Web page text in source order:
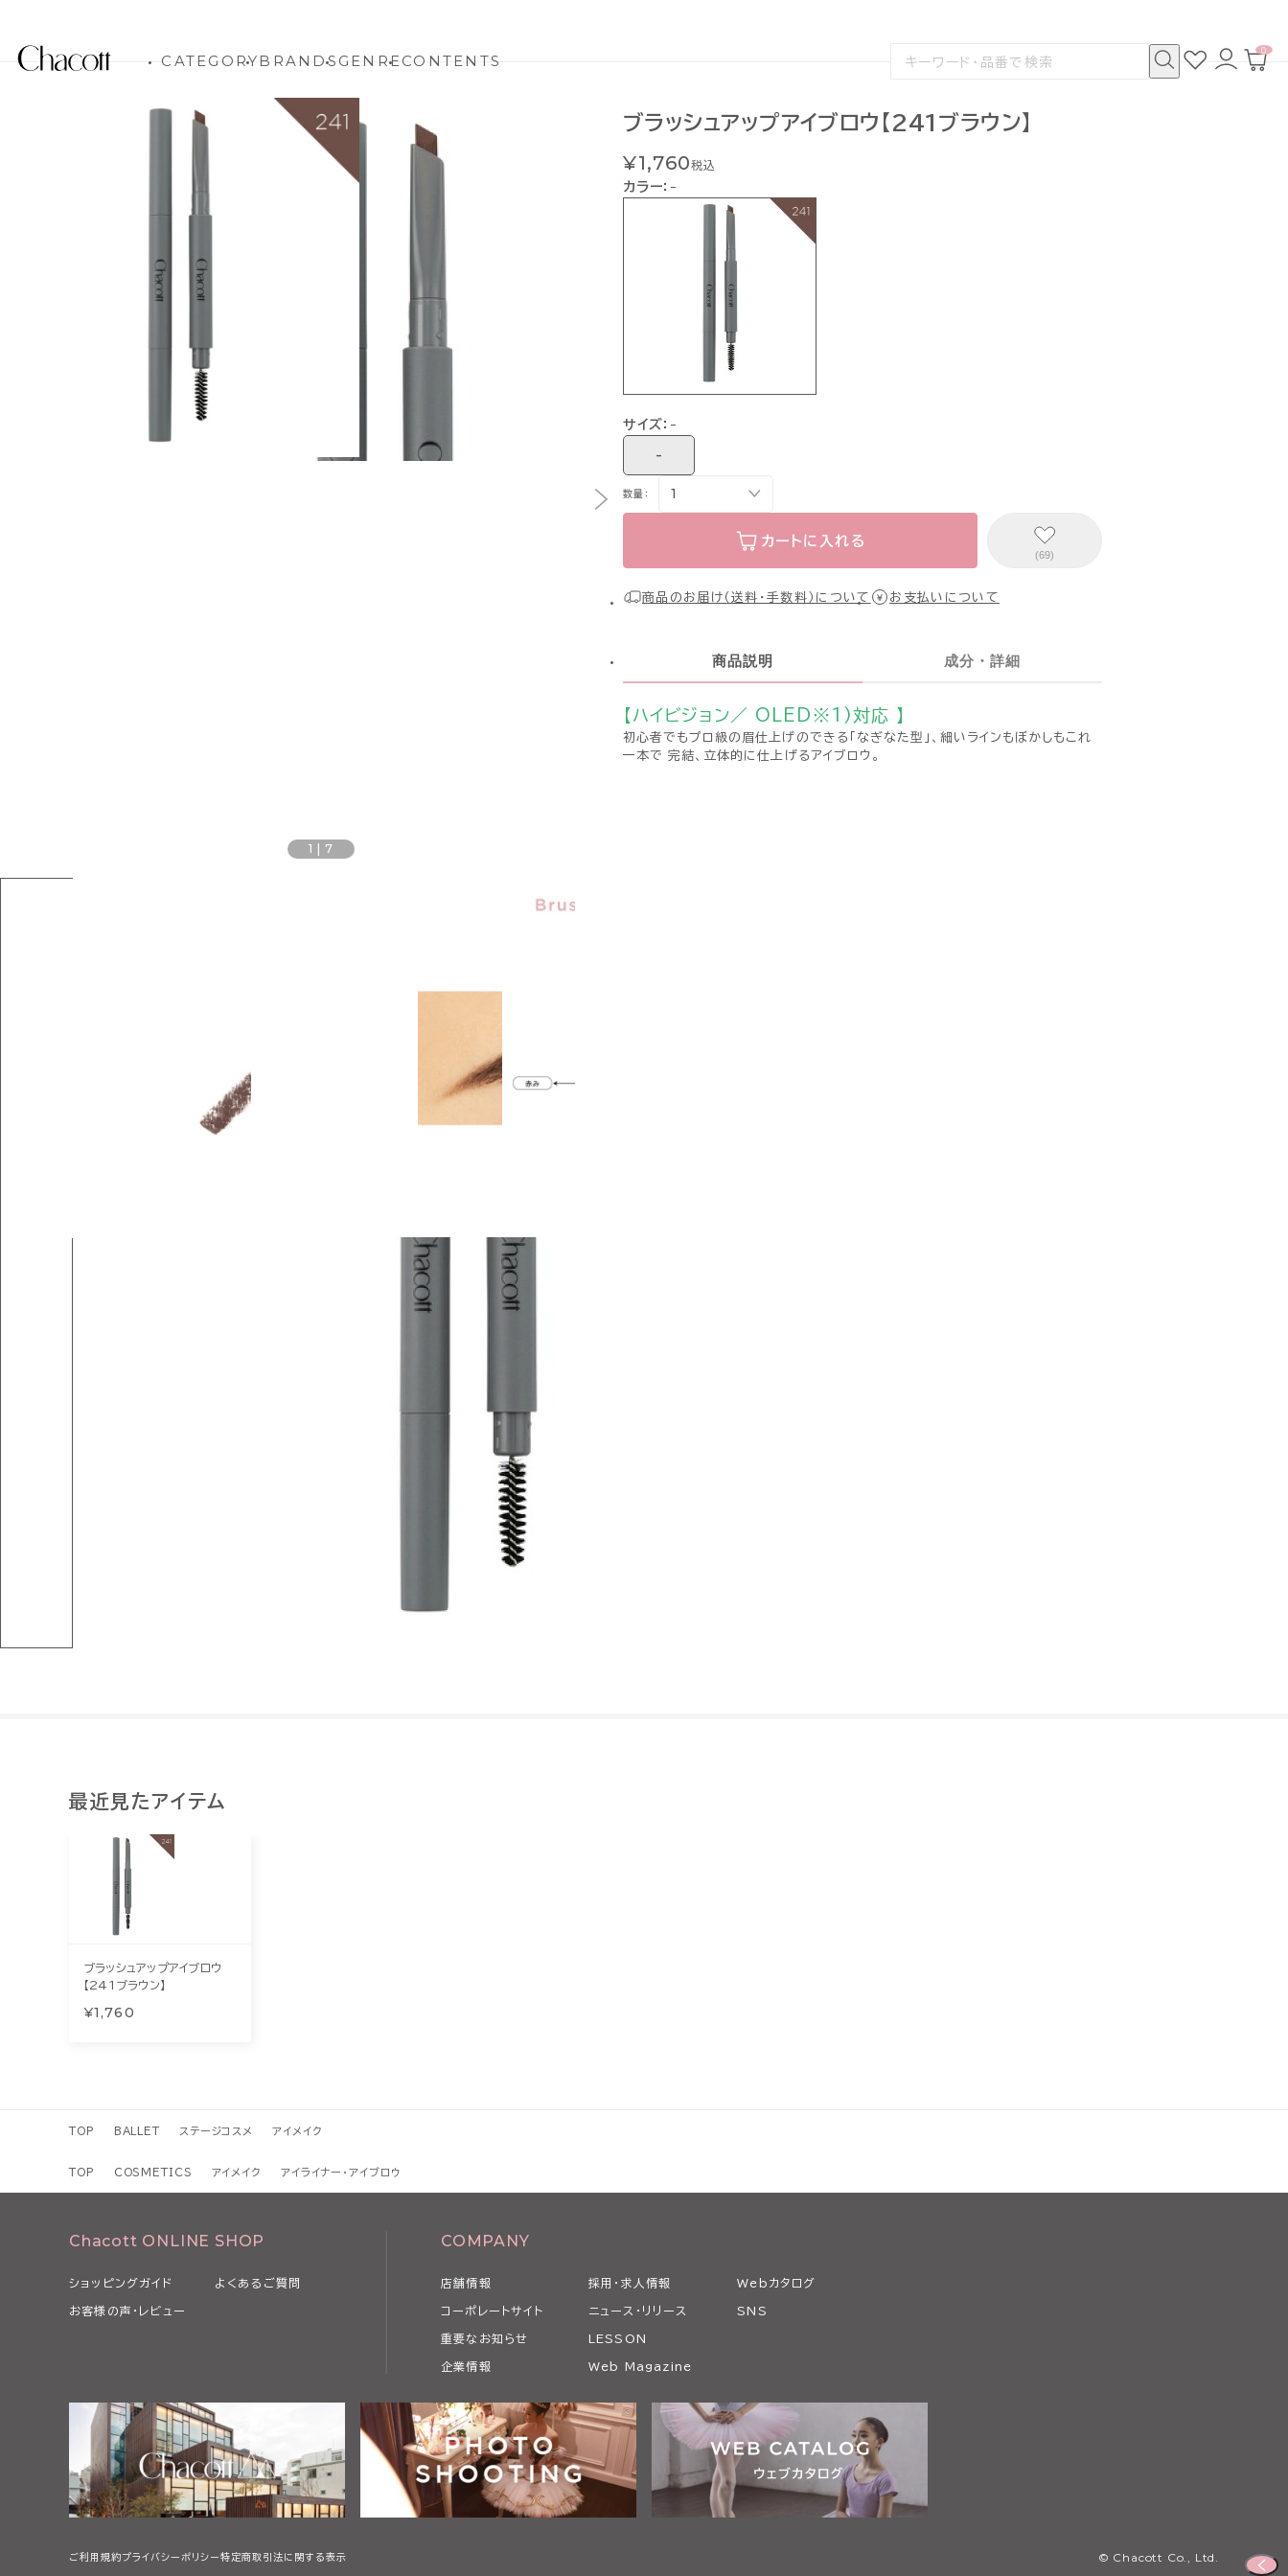
CATEGORYBRANDSGENRECONTENTS
検
お
気
ロ
グ
カ
0
1 7
ブラッシュアップアイブロウ【241ブラウン】
¥1,760税込
カラー： -
サイズ： -
-
数量：
カートに入れる
(69)
商品のお届け（送料・手数料）について お支払いについて
商品説明 成分・詳細
【ハイビジョン／ OLED※1)対応 】
初心者でもプロ級の眉仕上げのできる「なぎなた型」、細いラインもぼかしもこれ
一本で 完結、立体的に仕上げるアイブロウ。
最近見たアイテム
ブラッシュアップアイブロウ
【241ブラウン】
¥1,760
TOP BALLET ステージコスメ アイメイク
TOP COSMETICS アイメイク アイライナー・アイブロウ
ペ
Chacott ONLINE SHOP
ショッピングガイド よくあるご質問
お客様の声・レビュー
COMPANY
店舗情報
コーポレートサイト
重要なお知らせ
企業情報
採用・求人情報
ニュース・リリース
LESSON
Web Magazine
Webカタログ
SNS
ご利用規約プライバシーポリシー 特定商取引法に関する表示 © Chacott Co., Ltd.